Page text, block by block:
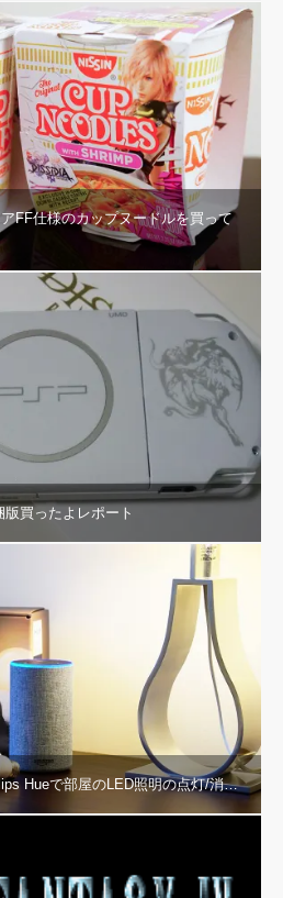
FF仕様のカップヌードルを買って
買ったよレポート
Hueで部屋のLED照明の点灯/消…